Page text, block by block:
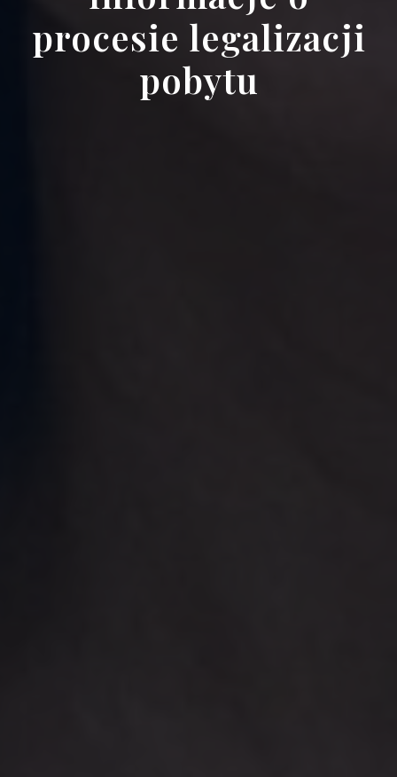
procesie legalizacji
pobytu